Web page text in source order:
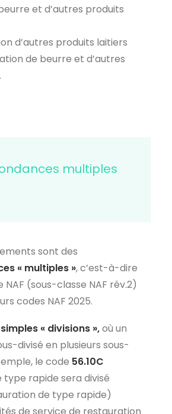
et d’autres produits
d’autres produits laitiers
de beurre et d’autres
multiples
sont des
« multiples », c’est-à-dire
NAF (sous-classe NAF rév.2)
codes NAF 2025.
simples « divisions »,où un
divisé en plusieurs sous-
le code 56.10C
type rapide sera divisé
de type rapide)